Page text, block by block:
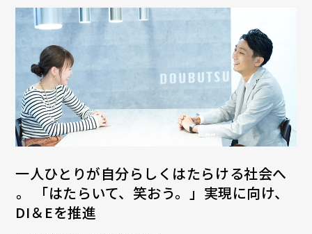
一人ひとりが自分らしくはたらける社会へ
――。 「はたらいて、笑おう。」実現に向け、
DI＆Eを推進